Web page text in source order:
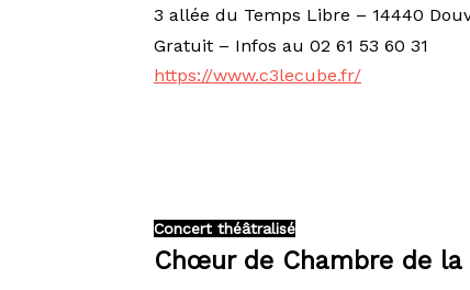
3 allée du Temps Libre – 14440
Gratuit – Infos au 02 61 53 60 31
https://www.c3lecube.fr/
Concert théâtralisé
Chœur de Chambre de la